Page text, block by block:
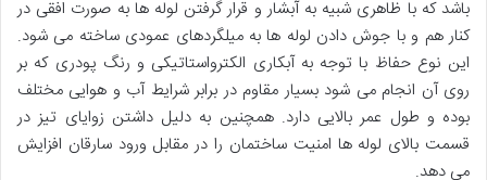
باشد که با ظاهری شبیه به آبشار و قرار گرفتن لوله ها به صورت افقی در
کنار هم و با جوش دادن لوله ها به میلگردهای عمودی ساخته می شود.
این نوع حفاظ با توجه به آبکاری الکترواستاتیکی و رنگ پودری که بر
روی آن انجام می شود بسیار مقاوم در برابر شرایط آب و هوایی مختلف
بوده و طول عمر بالایی دارد. همچنین به دلیل داشتن زوایای تیز در
قسمت بالای لوله ها امنیت ساختمان را در مقابل ورود سارقان افزایش
می دهد.